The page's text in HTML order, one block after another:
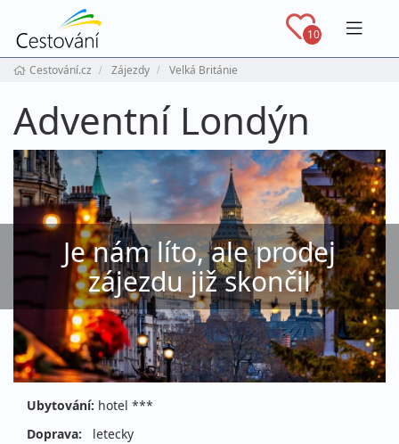
10
Cestování.cz Zájezdy Velká Británie
Adventní Londýn
Je nám líto, ale prodej
zájezdu již skončil
Ubytování: hotel ***
Doprava:
letecky